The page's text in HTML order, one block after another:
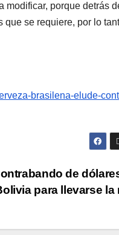
porque detrás
se requiere, por lo
brasilena-elude-
de
para llevarse